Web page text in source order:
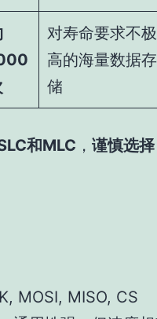
对寿命要求不极
高的海量数据存
储
和MLC ， 谨慎选择
MOSI, MISO, CS